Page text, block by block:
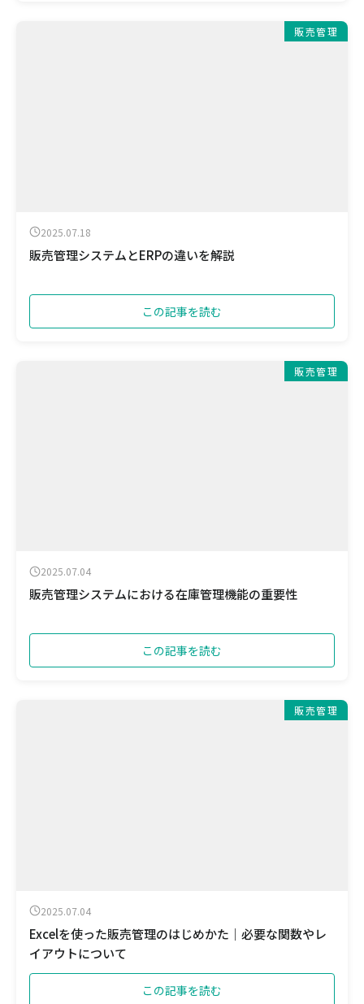
販売管理
2025.07.18
販売管理システムとERPの違いを解説
この記事を読む
販売管理
2025.07.04
販売管理システムにおける在庫管理機能の重要性
この記事を読む
販売管理
2025.07.04
Excelを使った販売管理のはじめかた｜必要な関数やレ
イアウトについて
この記事を読む